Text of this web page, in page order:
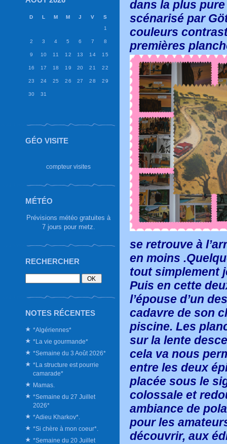
D L M M J V
S
1
2 3 4 5 6 7 8
9 10 11 12 13 14 15
16 17 18 19 20 21 22
23 24 25 26 27 28 29
30 31
GÉO VISITE
compteur visites
MÉTÉO
Prévisions météo gratuites à
7 jours pour metz.
RECHERCHER
NOTES RÉCENTES
*Algériennes*
*La vie gourmande*
*Semaine du 3 Août 2026*
*La structure est pourrie
camarade*
Mamas.
*Semaine du 27 Juillet
2026*
*Adieu Kharkov*.
*Si chère à mon coeur*.
*Semaine du 20 Juillet
dans la plus
scénarisé par
couleurs
premières
se retrouve à
en moins
tout simplement
Puis en cette
l’épouse d’un
cadavre de son
piscine. Les
sur la lente
cela va nous
entre les deux
placée sous le
colossale et
ambiance de
pour les
découvrir, aux